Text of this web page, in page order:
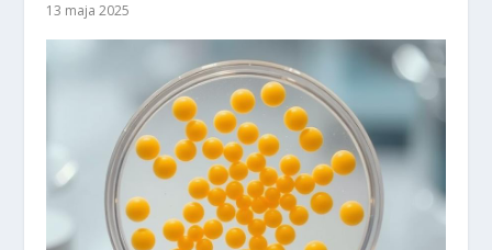
13 maja 2025